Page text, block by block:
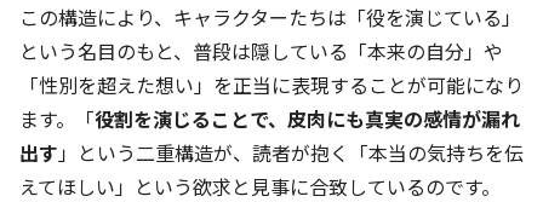
この構造により、キャラクターたちは「役を演じている」
という名目のもと、普段は隠している「本来の自分」や
「性別を超えた想い」を正当に表現することが可能になり
ます。「役割を演じることで、皮肉にも真実の感情が漏れ
出す 」という二重構造が、読者が抱く「本当の気持ちを伝
えてほしい」という欲求と見事に合致しているのです。